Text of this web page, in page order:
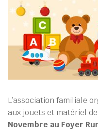
L’association familiale
aux jouets et matériel
Novembre au Foyer